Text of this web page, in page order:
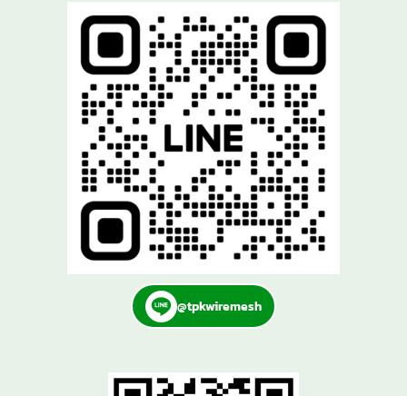
@tpkwiremesh